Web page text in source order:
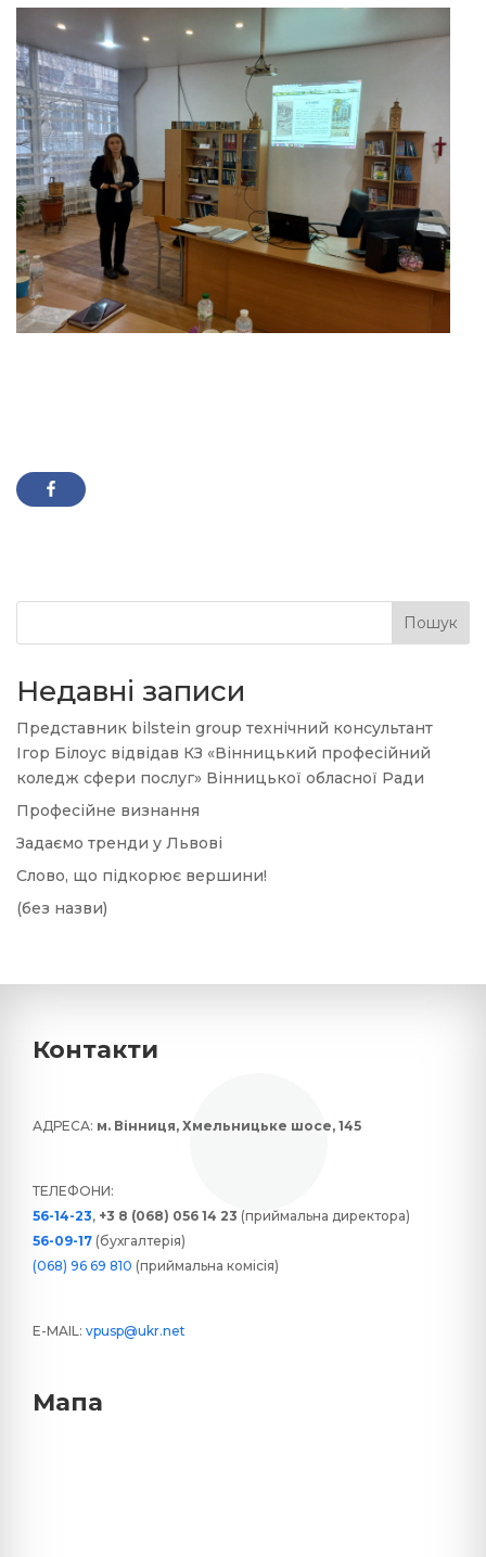
Пошук
Недавні записи
Представник bilstein group технічний консультант
Ігор Білоус відвідав КЗ «Вінницький професійний
коледж сфери послуг» Вінницької обласної Ради
Професійне визнання
Задаємо тренди у Львові
Слово, що підкорює вершини!
(без назви)
Контакти
АДРЕСА: м. Вінниця, Хмельницьке шосе, 145
ТЕЛЕФОНИ:
56-14-23, +3 8 (068) 056 14 23 (приймальна директора)
56-09-17 (бухгалтерія)
(068) 96 69 810 (приймальна комісія)
E-MAIL: vpusp@ukr.net
Мапа